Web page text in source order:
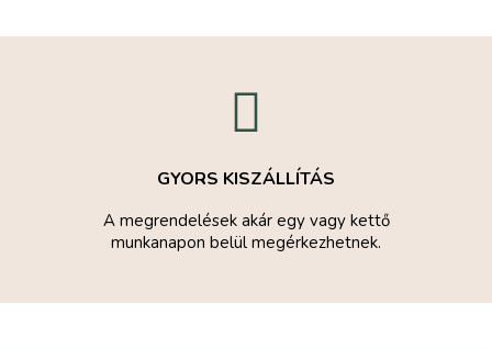
GYORS KISZÁLLÍTÁS
A megrendelések akár egy vagy kettő
munkanapon belül megérkezhetnek.